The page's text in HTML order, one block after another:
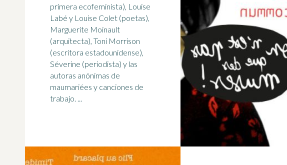
primera ecofeminista), Louise
Labé y Louise Colet (poetas),
Marguerite Moinault
(arquitecta), Toni Morrison
(escritora estadounidense),
Séverine (periodista) y las
autoras anónimas de
maumariées y canciones de
trabajo. ...